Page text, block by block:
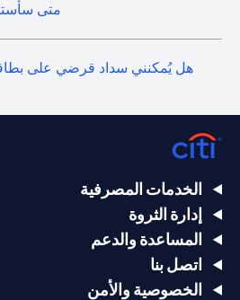
متى
هل يُمكنني سداد قرضي على
الخدمات المصرفية
إدارة الثروة
المساعدة والدعم
اتصل بنا
الخصوصية والأمن